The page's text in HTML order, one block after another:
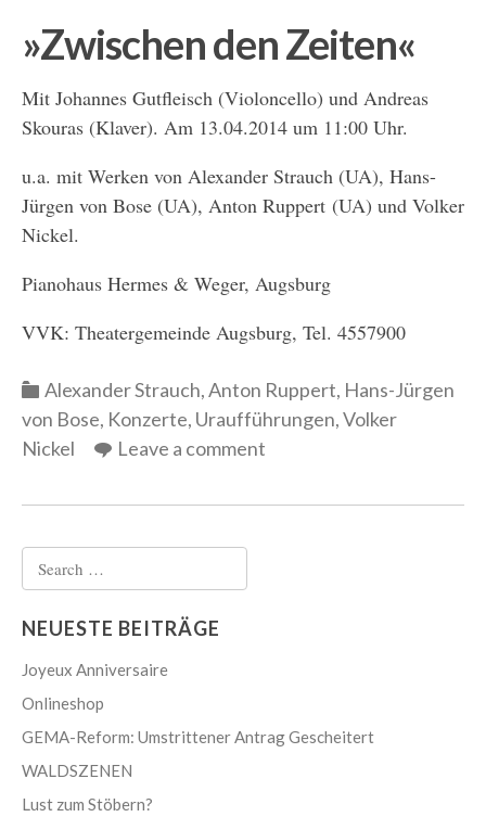
»Zwischen den Zeiten«
Mit Johannes Gutfleisch (Violoncello) und Andreas
Skouras (Klaver). Am 13.04.2014 um 11:00 Uhr.
u.a. mit Werken von Alexander Strauch (UA), Hans-
Jürgen von Bose (UA), Anton Ruppert (UA) und Volker
Nickel.
Pianohaus Hermes & Weger, Augsburg
VVK: Theatergemeinde Augsburg, Tel. 4557900
Categories
Alexander Strauch,Anton Ruppert, Hans-Jürgen
von Bose, Konzerte, Uraufführungen,Volker
Nickel
Leave a comment
for:
NEUESTE BEITRÄGE
Joyeux Anniversaire
Onlineshop
GEMA-Reform: Umstrittener Antrag Gescheitert
WALDSZENEN
Lust zum Stöbern?